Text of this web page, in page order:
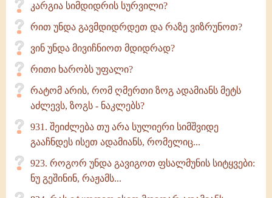
კარგია სიმდიდრის სურვილი?
რით უნდა გავმდიდრდეთ და რაზე ვიზრუნოთ?
ვინ უნდა მივიჩნიოთ მდიდრად?
რითი ხარობს უფალი?
რატომ არის, რომ ღმერთი ზოგ ადამიანს მეტს
აძლევს, ზოგს - ნაკლებს?
931. შეიძლება თუ არა სულიერი სიმშვიდე
გააჩნდეს ისეთ ადამიანს, რომელიც...
923. როგორ უნდა გავიგოთ ფსალმუნის სიტყვები:
ნუ გეშინინ, რაჟამს...